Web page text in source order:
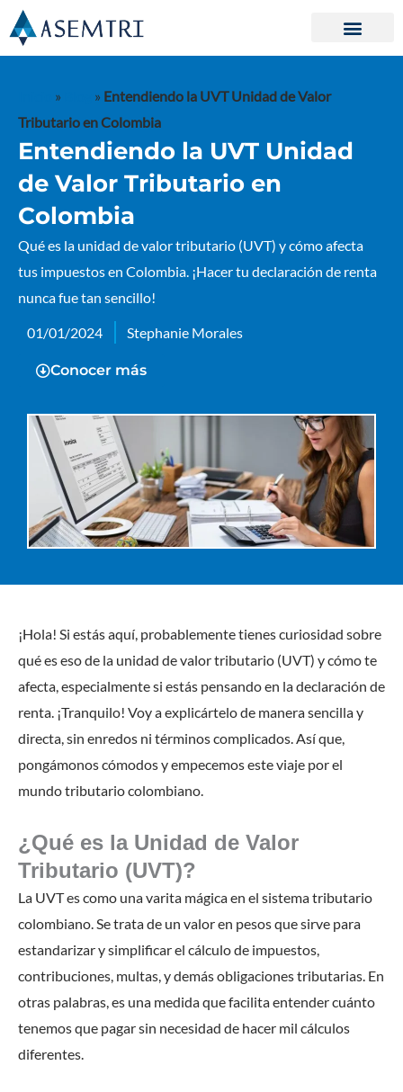
al
» » Entendiendo la UVT Unidad de Valor
Tributario en Colombia
Entendiendo la UVT Unidad
de Valor Tributario en
Colombia
Qué es la unidad de valor tributario (UVT) y cómo afecta
tus impuestos en Colombia. ¡Hacer tu declaración de renta
nunca fue tan sencillo!
01/01/2024 Stephanie Morales
Conocer más
¡Hola! Si estás aquí, probablemente tienes curiosidad sobre
qué es eso de la unidad de valor tributario (UVT) y cómo te
afecta, especialmente si estás pensando en la declaración de
renta. ¡Tranquilo! Voy a explicártelo de manera sencilla y
directa, sin enredos ni términos complicados. Así que,
pongámonos cómodos y empecemos este viaje por el
mundo tributario colombiano.
¿Qué es la Unidad de Valor
Tributario (UVT)?
La UVT es como una varita mágica en el sistema tributario
colombiano. Se trata de un valor en pesos que sirve para
estandarizar y simplificar el cálculo de impuestos,
contribuciones, multas, y demás obligaciones tributarias. En
otras palabras, es una medida que facilita entender cuánto
tenemos que pagar sin necesidad de hacer mil cálculos
diferentes.